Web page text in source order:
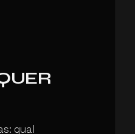
qual